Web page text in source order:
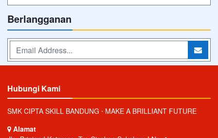
Berlangganan
Hubungi Kami
SMK CIPTA SKILL BANDUNG ⋅ MAKE A BRILLIANT FUTURE
Alamat